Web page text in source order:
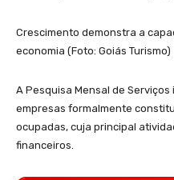
Crescimento demonstra a
economia (Foto: Goiás Turismo)
A Pesquisa Mensal de
empresas formalmente
ocupadas, cuja principal
financeiros.